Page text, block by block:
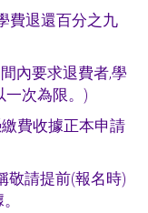
退還百分之九
內要求退費者,學
一次為限。)
費收據正本申請
敬請提前(報名時)